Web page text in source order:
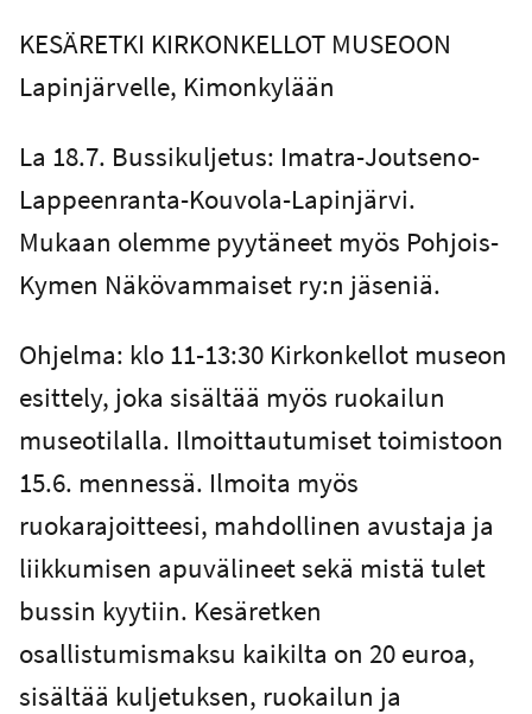
KESÄRETKI KIRKONKELLOT MUSEOON
Lapinjärvelle, Kimonkylään
La 18.7. Bussikuljetus: Imatra-Joutseno-
Lappeenranta-Kouvola-Lapinjärvi.
Mukaan olemme pyytäneet myös Pohjois-
Kymen Näkövammaiset ry:n jäseniä.
Ohjelma: klo 11-13:30 Kirkonkellot museon
esittely, joka sisältää myös ruokailun
museotilalla. Ilmoittautumiset toimistoon
15.6. mennessä. Ilmoita myös
ruokarajoitteesi, mahdollinen avustaja ja
liikkumisen apuvälineet sekä mistä tulet
bussin kyytiin. Kesäretken
osallistumismaksu kaikilta on 20 euroa,
sisältää kuljetuksen, ruokailun ja